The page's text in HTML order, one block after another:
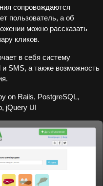
сопровождаются
пользователь, а об
можно рассказать
кликов.
в себя систему
SMS, а также возможность
on Rails, PostgreSQL,
jQuery UI